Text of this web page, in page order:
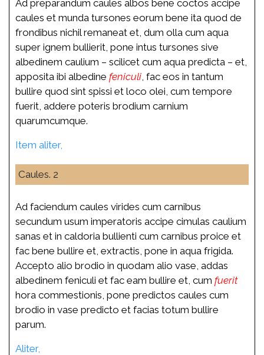
Ad preparandum caules albos bene coctos accipe
caules et munda tursones eorum bene ita quod de
frondibus nichil remaneat et, dum olla cum aqua
super ignem bullierit, pone intus tursones sive
albedinem caulium – scilicet cum aqua predicta – et,
apposita ibi albedine feniculi , fac eos in tantum
bullire quod sint spissi et loco olei, cum tempore
fuerit, addere poteris brodium carnium
quarumcumque.
Item aliter,
Caules. 2
Ad faciendum caules virides cum carnibus
secundum usum imperatoris accipe cimulas caulium
sanas et in caldoria bullienti cum carnibus proice et
fac bene bullire et, extractis, pone in aqua frigida.
Accepto alio brodio in quodam alio vase, addas
albedinem feniculi et fac eam bullire et, cum fuerit
hora commestionis, pone predictos caules cum
brodio in vase predicto et facias totum bullire
parum.
Aliter,